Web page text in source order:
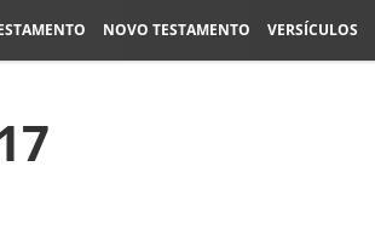
NOVO TESTAMENTO VERSÍCULOS